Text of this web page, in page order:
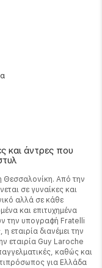
και άντρες που
Θεσσαλονίκη. Από την
σε γυναίκες και
αλλά σε κάθε
και επιτυχημένα
την υπογραφή Fratelli
εταιρία διανέμει την
εταιρία Guy Laroche
καθώς και
για Ελλάδα